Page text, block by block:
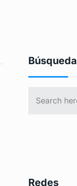
Búsqueda
Redes